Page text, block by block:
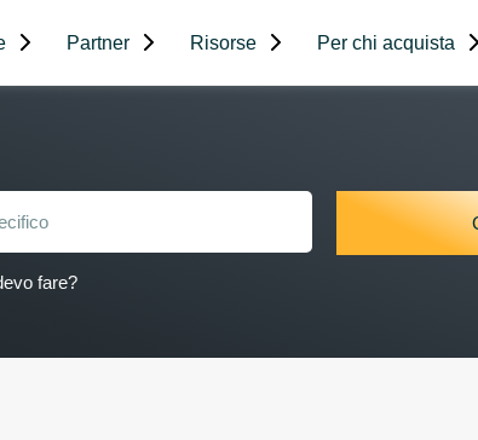
Partner Risorse Per chi acquista
fare?